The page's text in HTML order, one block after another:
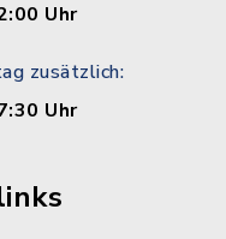
Uhr
zusätzlich:
Uhr